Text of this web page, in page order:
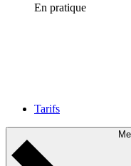
En pratique
Tarifs